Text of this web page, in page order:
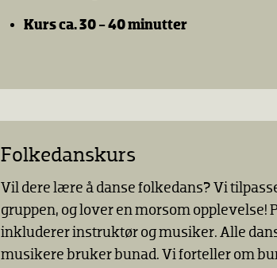
Kurs ca. 30 - 40 minutter
Folkedanskurs
Vil dere lære å danse folkedans? Vi
gruppen, og lover en morsom opplevelse!
inkluderer instruktør og musiker. Alle
musikere bruker bunad. Vi forteller om